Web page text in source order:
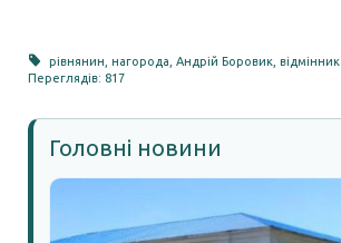
рівнянин ,нагорода ,Андрій Боровик ,відмінник
Переглядів: 817
Головні новини